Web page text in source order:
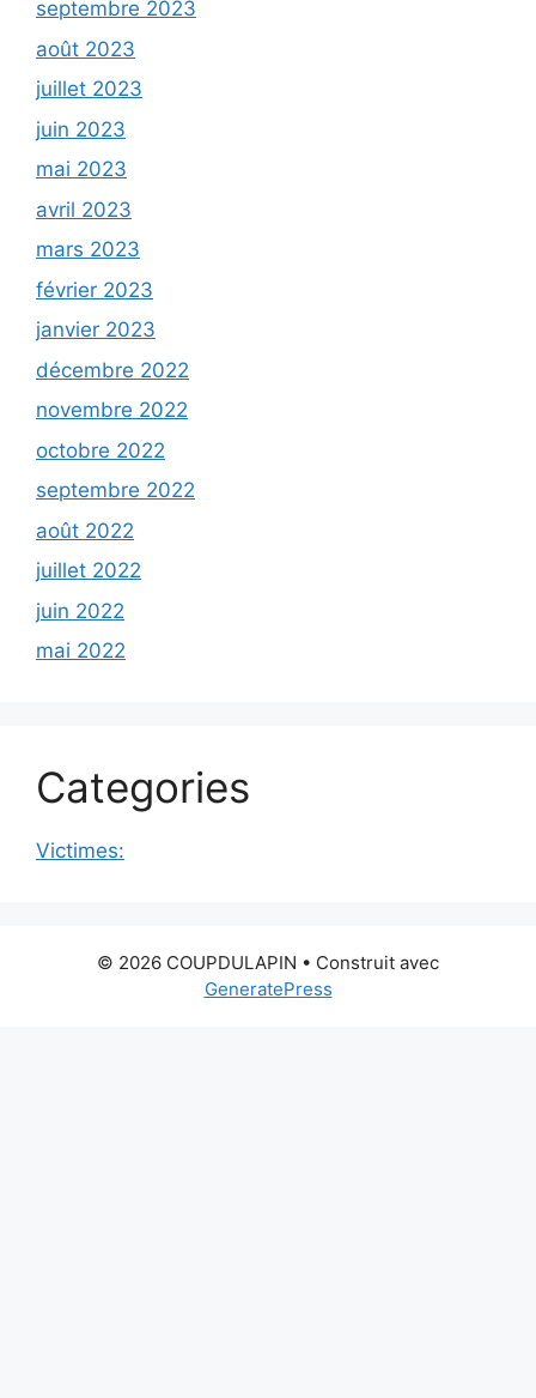
septembre 2023
août 2023
juillet 2023
juin 2023
mai 2023
avril 2023
mars 2023
février 2023
janvier 2023
décembre 2022
novembre 2022
octobre 2022
septembre 2022
août 2022
juillet 2022
juin 2022
mai 2022
Categories
Victimes:
© 2026 COUPDULAPIN • Construit avec
GeneratePress